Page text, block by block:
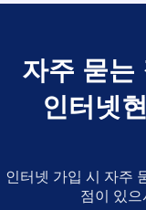
자주 묻는
인터넷
인터넷 가입 시 자주
점이 있